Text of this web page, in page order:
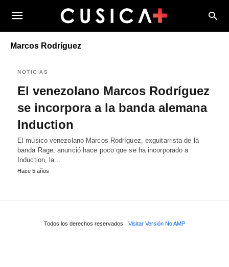
Marcos Rodríguez
NOTICIAS
El venezolano Marcos Rodríguez
se incorpora a la banda alemana
Induction
El músico venezolano Marcos Rodríguez, exguitarrista de la
banda Rage, anunció hace poco que se ha incorporado a
Induction, la…
Hace 5 años
Todos los derechos reservados Visitar Versión No AMP